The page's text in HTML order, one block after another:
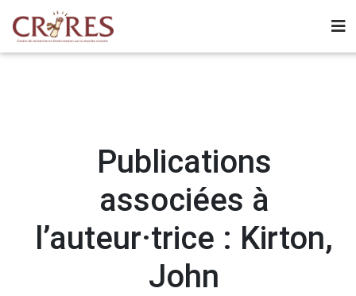
Publications
associées à
l’auteur·trice : Kirton,
John